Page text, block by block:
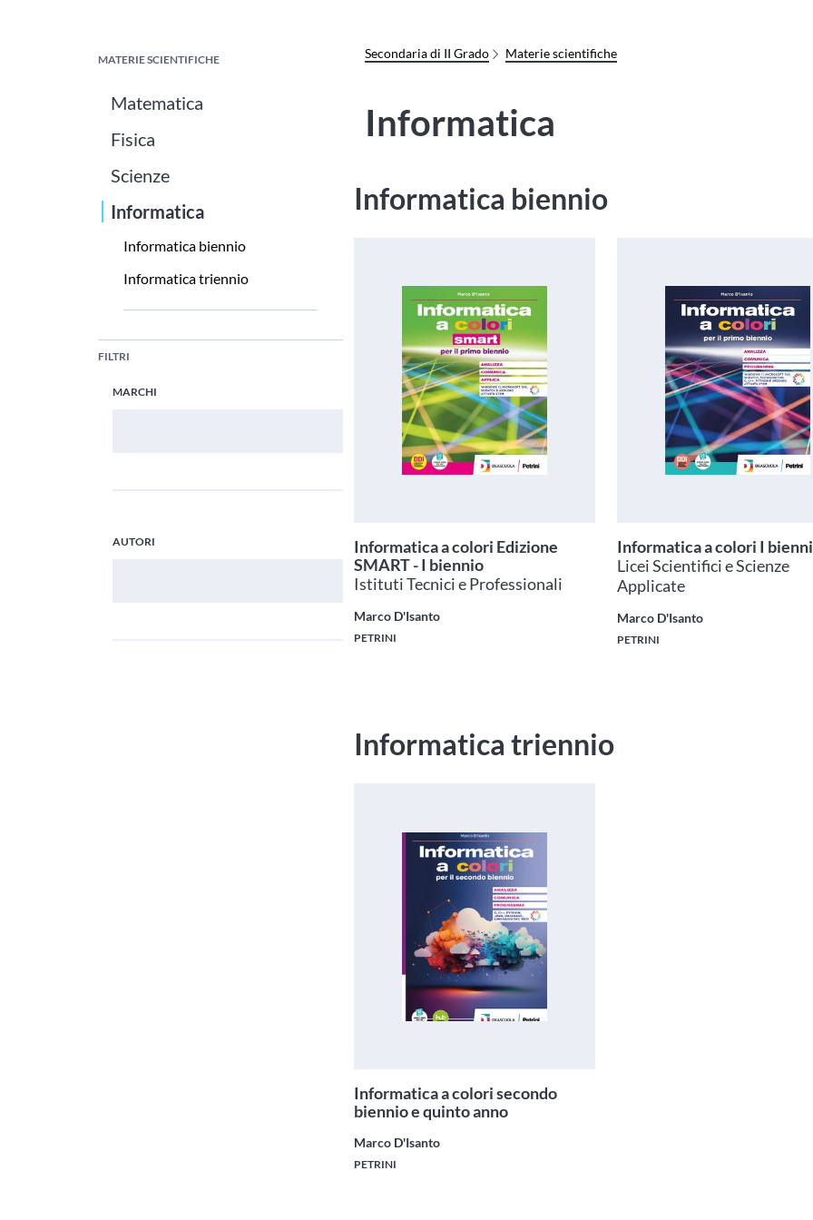
MATERIE SCIENTIFICHE
Matematica
Fisica
Scienze
Informatica
Informatica biennio
Informatica triennio
FILTRI
MARCHI
AUTORI
Secondaria di II Grado Materie scientifiche
Informatica
Informatica biennio
Informatica a colori Edizione
SMART - I biennio
Istituti Tecnici e Professionali
Marco D'Isanto
PETRINI
Informatica a colori I
Licei Scientifici e Scienze
Applicate
Marco D'Isanto
PETRINI
Informatica triennio
Informatica a colori secondo
biennio e quinto anno
Marco D'Isanto
PETRINI